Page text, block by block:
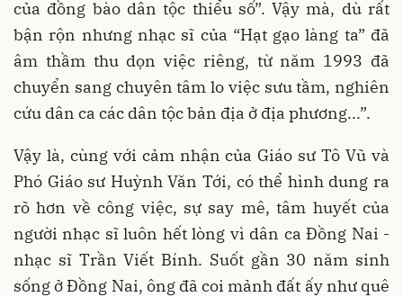
của đồng bào dân tộc thiểu số”. Vậy mà, dù rất
bận rộn nhưng nhạc sĩ của “Hạt gạo làng ta” đã
âm thầm thu dọn việc riêng, từ năm 1993 đã
chuyển sang chuyên tâm lo việc sưu tầm, nghiên
cứu dân ca các dân tộc bản địa ở địa phương...”.
Vậy là, cùng với cảm nhận của Giáo sư Tô Vũ và
Phó Giáo sư Huỳnh Văn Tới, có thể hình dung ra
rõ hơn về công việc, sự say mê, tâm huyết của
người nhạc sĩ luôn hết lòng vì dân ca Đồng Nai -
nhạc sĩ Trần Viết Bính. Suốt gần 30 năm sinh
sống ở Đồng Nai, ông đã coi mảnh đất ấy như quê